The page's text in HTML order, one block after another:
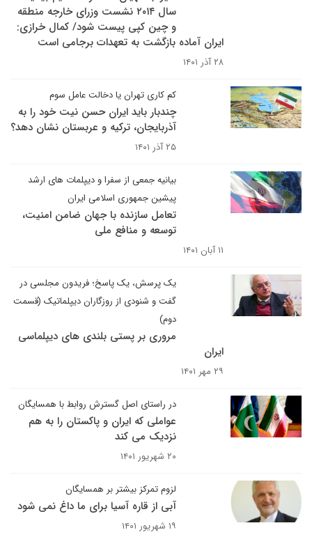
سال ۲۰۱۴ نشست وزرای خارجه منطقه
و چین کپی پیست شود/ کمال خرازی:
ایران آماده بازگشت به تعهدات برجامی است
۲۸ آذر ۱۴۰۱
کم کاری تهران یا دخالت عامل سوم
چندبار باید ایران حسن نیت خود را به
آذربایجان، ترکیه و عربستان نشان دهد؟
۲۵ آذر ۱۴۰۱
بیانیه جمعی از سفرا و دیپلمات های ارشد
پیشین جمهوری اسلامی ایران
تعامل سازنده با جهان ضامن امنیت،
توسعه و منافع ملی
۱۱ آبان ۱۴۰۱
یک پرسش، یک پاسخ؛ فریدون مجلسی در
گفت و شنودی از روزگاران دیپلماتیک (قسمت
دوم)
مروری بر پستی بلندی های دیپلماسی
ایران
۲۹ مهر ۱۴۰۱
در راستای اصل گسترش روابط با همسایگان
عواملی که ایران و پاکستان را به هم
نزدیک می کند
۲۰ شهریور ۱۴۰۱
لزوم تمرکز بیشتر بر همسایگان
آبی از قاره آسیا برای ما داغ نمی شود
۱۹ شهریور ۱۴۰۱